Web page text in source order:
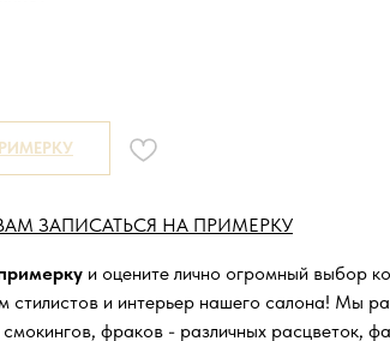
ЗАПИСАТЬСЯ НА ПРИМЕРКУ
и оцените лично огромный выбор
стилистов и интерьер нашего салона! Мы
фраков - различных расцветок,